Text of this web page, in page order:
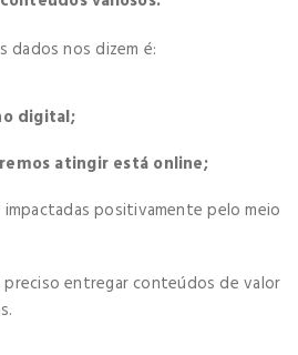
dados nos dizem é:
digital;
atingir está online;
impactadas positivamente pelo meio
preciso entregar conteúdos de valor